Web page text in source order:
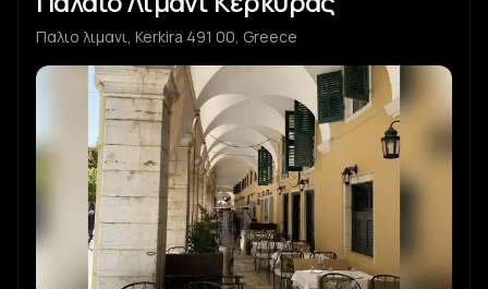
Παλιο λιμανι, Kerkira 491 00, Greece